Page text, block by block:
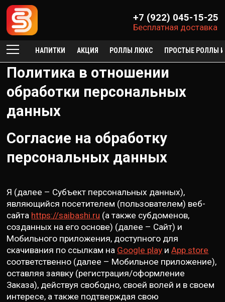
+7 (922) 045-15-25
Бесплатная доставка
НАПИТКИ АКЦИЯ РОЛЛЫ ЛЮКС ПРОСТЫЕ РОЛЛЫ
Политика в отношении
обработки персональных
данных
Согласие на обработку
персональных данных
Я (далее – Субъект персональных данных),
являющийся посетителем (пользователем) веб-
сайта https://saibashi.ru (а также субдоменов,
созданных на его основе) (далее – Сайт) и
Мобильного приложения, доступного для
скачивания по ссылкам на Google play иApp store
соответственно (далее – Мобильное приложение),
оставляя заявку (регистрация/оформление
Заказа), действуя свободно, своей волей и в своем
интересе, а также подтверждая свою